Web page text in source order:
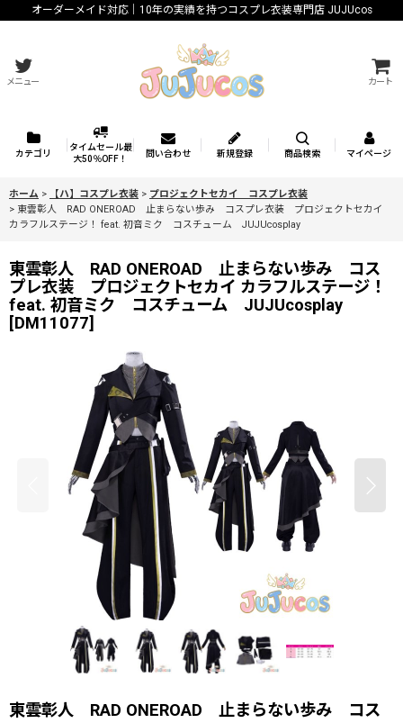
オーダーメイド対応｜10年の実績を持つコスプレ衣装専門店 JUJUcos
メニュー カート
カテゴリ
タイムセール最
大50％OFF！
問い合わせ 新規登録 商品検索 マイページ
ホーム > 【ハ】コスプレ衣装 > プロジェクトセカイ コスプレ衣装
> 東雲彰人 RAD ONEROAD 止まらない歩み コスプレ衣装 プロジェクトセカイ
カラフルステージ！ feat. 初音ミク コスチューム JUJUcosplay
東雲彰人 RAD ONEROAD 止まらない歩み コス
プレ衣装 プロジェクトセカイ カラフルステージ！
feat. 初音ミク コスチューム JUJUcosplay
[DM11077]
東雲彰人 RAD ONEROAD 止まらない歩み コス